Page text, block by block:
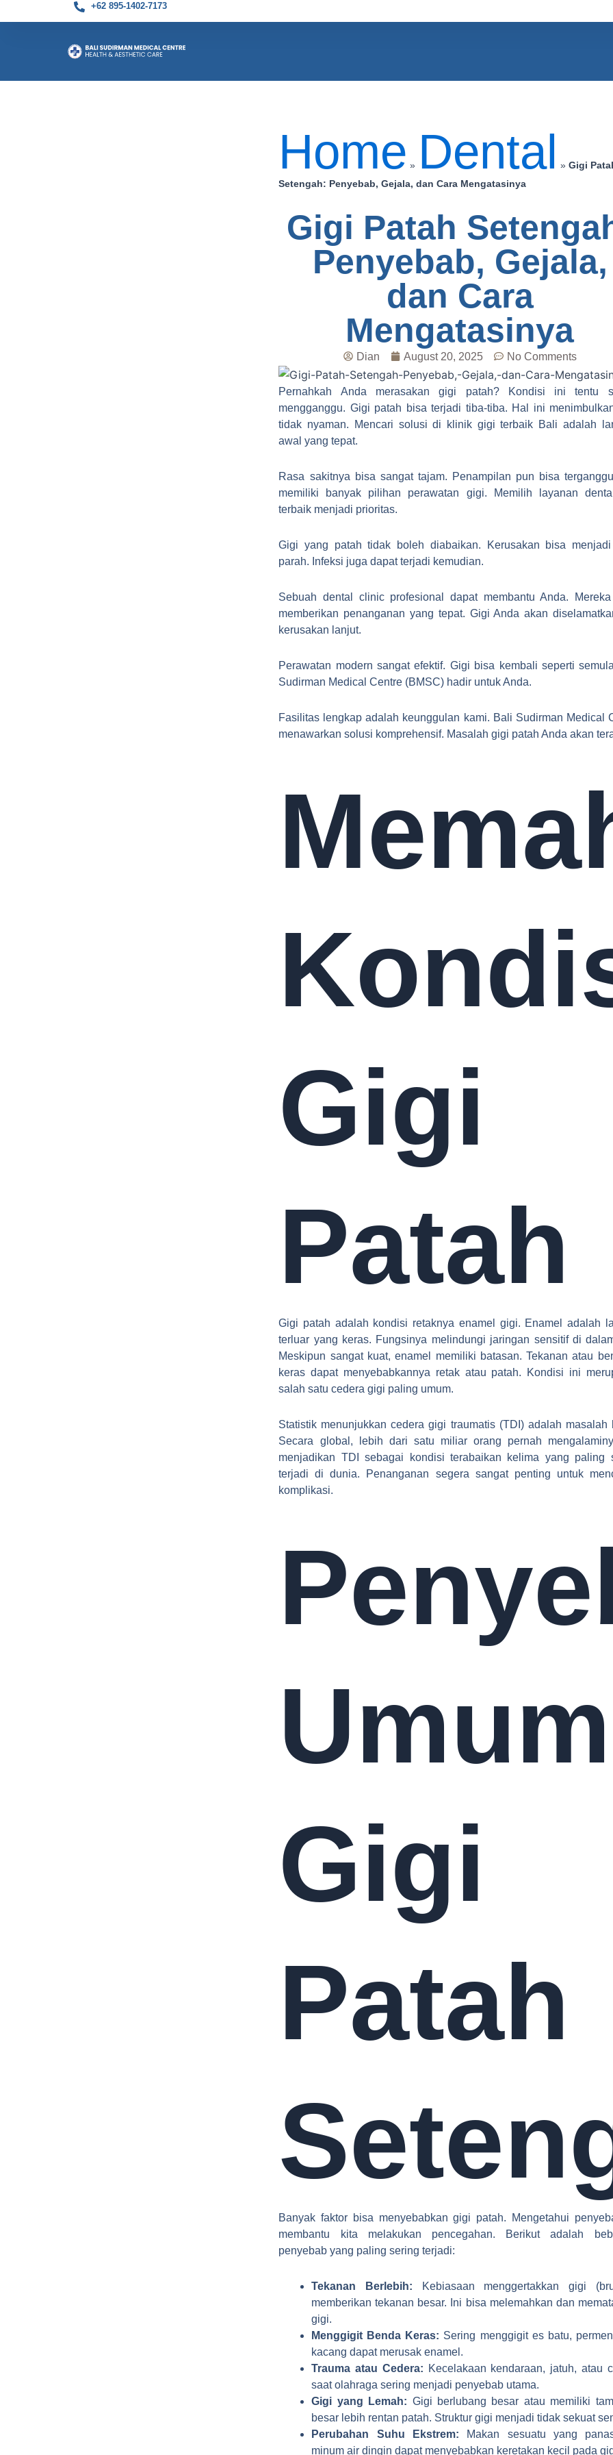
Skip
+62 895-1402-7173
Home » Dental »Gigi
Setengah: Penyebab, Gejala, dan Cara Mengatasinya
Gigi Patah
Penyebab, Gejala,
dan Cara
Mengatasinya
Dian August 20, 2025 No Comments
Pernahkah Anda merasakan gigi patah? Kondisi ini tentu
mengganggu. Gigi patah bisa terjadi tiba-tiba. Hal ini
tidak nyaman. Mencari solusi di klinik gigi terbaik Bali adalah
awal yang tepat.
Rasa sakitnya bisa sangat tajam. Penampilan pun bisa
memiliki banyak pilihan perawatan gigi. Memilih layanan
terbaik menjadi prioritas.
Gigi yang patah tidak boleh diabaikan. Kerusakan bisa
parah. Infeksi juga dapat terjadi kemudian.
Sebuah dental clinic profesional dapat membantu Anda.
memberikan penanganan yang tepat. Gigi Anda akan
kerusakan lanjut.
Perawatan modern sangat efektif. Gigi bisa kembali seperti
Sudirman Medical Centre (BMSC) hadir untuk Anda.
Fasilitas lengkap adalah keunggulan kami. Bali Sudirman Medical
menawarkan solusi komprehensif. Masalah gigi patah Anda akan
Gigi
Patah
Gigi patah adalah kondisi retaknya enamel gigi. Enamel adalah
terluar yang keras. Fungsinya melindungi jaringan sensitif di
Meskipun sangat kuat, enamel memiliki batasan. Tekanan atau
keras dapat menyebabkannya retak atau patah. Kondisi ini
salah satu cedera gigi paling umum.
Statistik menunjukkan cedera gigi traumatis (TDI) adalah masalah
Secara global, lebih dari satu miliar orang pernah
menjadikan TDI sebagai kondisi terabaikan kelima yang paling
terjadi di dunia. Penanganan segera sangat penting untuk
komplikasi.
Umum
Gigi
Patah
Banyak faktor bisa menyebabkan gigi patah. Mengetahui
membantu kita melakukan pencegahan. Berikut adalah
penyebab yang paling sering terjadi:
Tekanan Berlebih: Kebiasaan menggertakkan gigi
memberikan tekanan besar. Ini bisa melemahkan dan
gigi.
Menggigit Benda Keras: Sering menggigit es batu,
kacang dapat merusak enamel.
Trauma atau Cedera: Kecelakaan kendaraan, jatuh, atau
saat olahraga sering menjadi penyebab utama.
Gigi yang Lemah: Gigi berlubang besar atau memiliki
besar lebih rentan patah. Struktur gigi menjadi tidak sekuat
Perubahan Suhu Ekstrem: Makan sesuatu yang
minum air dingin dapat menyebabkan keretakan kecil pada